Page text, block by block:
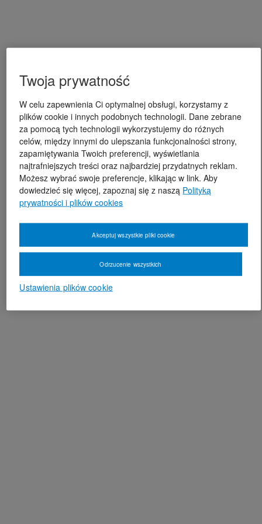
Twoja prywatność
W celu zapewnienia Ci optymalnej obsługi, korzystamy z
plików cookie i innych podobnych technologii. Dane zebrane
za pomocą tych technologii wykorzystujemy do różnych
celów, między innymi do ulepszania funkcjonalności strony,
zapamiętywania Twoich preferencji, wyświetlania
najtrafniejszych treści oraz najbardziej przydatnych reklam.
Możesz wybrać swoje preferencje, klikając w link. Aby
dowiedzieć się więcej, zapoznaj się z naszą Polityką
prywatności i plików cookies
Ustawienia plików cookie
Odrzucenie wszystkich
Akceptuj wszystkie pliki cookie